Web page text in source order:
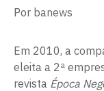
Por banews
Em 2010, a
eleita a 2ª
revista Época